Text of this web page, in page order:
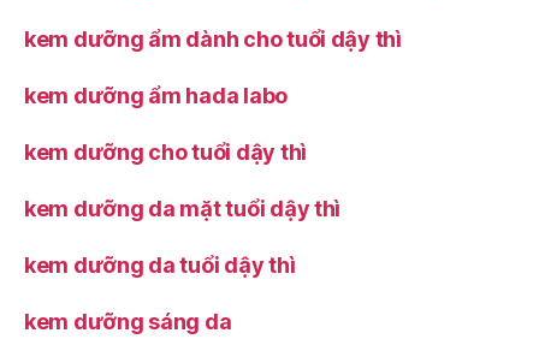
kem dưỡng ẩm dành cho tuổi dậy thì
kem dưỡng ẩm hada labo
kem dưỡng cho tuổi dậy thì
kem dưỡng da mặt tuổi dậy thì
kem dưỡng da tuổi dậy thì
kem dưỡng sáng da